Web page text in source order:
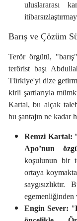
uluslararası
Barış ve Çözüm
Terör örgütü,
terörist başı
Türkiye'yi dize
kirli şartlarıyla
Kartal, bu alçak
bu şantajın ne kadar
Remzi Kartal: "
Apo’nun
koşulunun bir
ortaya
egemenliğinden
Engin Sever: "